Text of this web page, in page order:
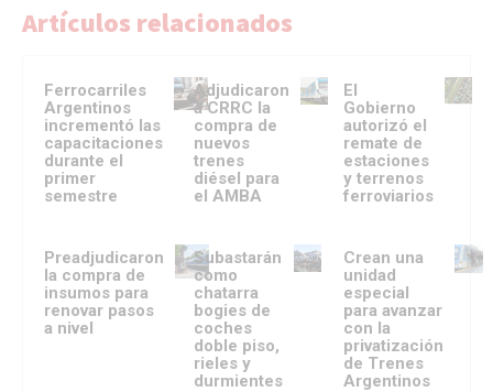
Artículos relacionados
Ferrocarriles
Argentinos
incrementó las
capacitaciones
durante el
primer
semestre
Adjudicaron
a CRRC la
compra de
nuevos
trenes
diésel para
el AMBA
El
Gobierno
autorizó el
remate de
estaciones
y terrenos
ferroviarios
Preadjudicaron
la compra de
insumos para
renovar pasos
a nivel
Subastarán
como
chatarra
bogies de
coches
doble piso,
rieles y
durmientes
Crean una
unidad
especial
para avanzar
con la
privatización
de Trenes
Argentinos